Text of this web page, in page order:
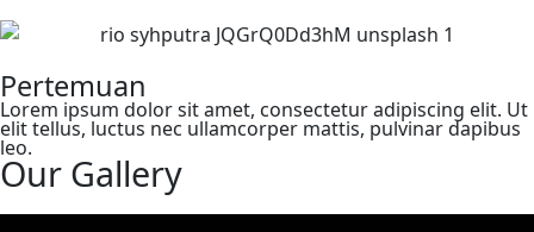
Pertemuan
Lorem ipsum dolor sit amet, consectetur adipiscing elit. Ut
elit tellus, luctus nec ullamcorper mattis, pulvinar dapibus
leo.
Our Gallery